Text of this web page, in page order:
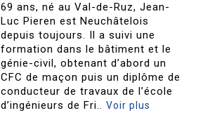
69 ans, né au Val-de-Ruz, Jean-
Luc Pieren est Neuchâtelois
depuis toujours. Il a suivi une
formation dans le bâtiment et le
génie-civil, obtenant d’abord un
CFC de maçon puis un diplôme de
conducteur de travaux de l’école
d’ingénieurs de Fri..Voir plus